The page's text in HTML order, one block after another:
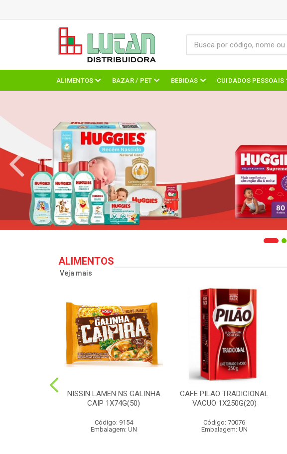
ALIMENTOS BAZAR / PET BEBIDAS CUIDADOS PESSOAIS
ALIMENTOS
Veja mais
NISSIN LAMEN NS GALINHA
CAIP 1X74G(50)
Código: 9154
Embalagem: UN
CAFE PILAO TRADICIONAL
VACUO 1X250G(20)
Código: 70076
Embalagem: UN